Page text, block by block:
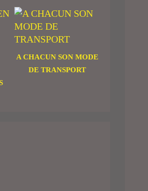
A CHACUN SON MODE
DE TRANSPORT